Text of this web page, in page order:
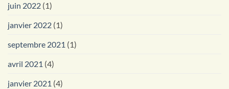
juin 2022 (1)
janvier 2022 (1)
septembre 2021 (1)
avril 2021 (4)
janvier 2021 (4)